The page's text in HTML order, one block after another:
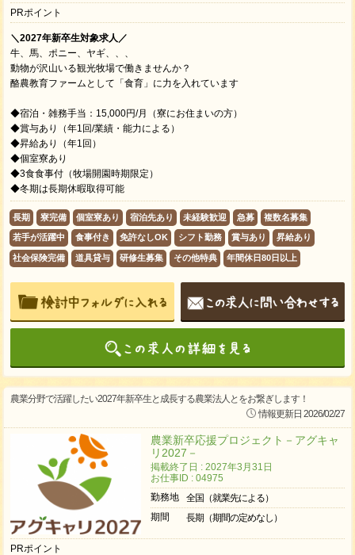
PRポイント
＼2027年新卒生対象求人／
牛、馬、ポニー、ヤギ、、、
動物が沢山いる観光牧場で働きませんか？
酪農教育ファームとして「食育」に力を入れています
◆宿泊・雑務手当：15,000円/月（寮にお住まいの方）
◆賞与あり（年1回/業績・能力による）
◆昇給あり（年1回）
◆個室寮あり
◆3食食事付（牧場開園時期限定）
◆冬期は長期休暇取得可能
長期 寮完備 個室寮あり 宿泊先あり 未経験歓迎 急募 複数名募集
若手が活躍中 食事付き 免許なしOK シフト勤務 賞与あり 昇給あり
社会保険完備 道具貸与 研修生募集 その他特典 年間休日80日以上
農業分野で活躍したい2027年新卒生と成長する農業法人とをお繋ぎします！
情報更新日 2026/02/27
農業新卒応援プロジェクト－アグキャ
リ2027－
掲載終了日 : 2027年3月31日
お仕事ID : 04975
勤務地
全国（就業先による）
期間
長期（期間の定めなし）
PRポイント